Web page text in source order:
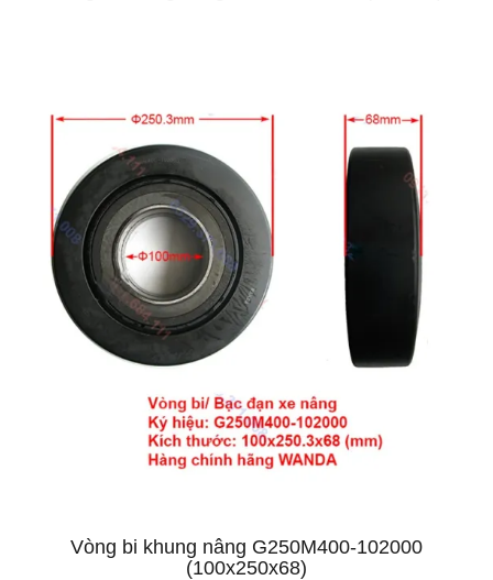
Vòng bi khung nâng G250M400-102000
(100x250x68)